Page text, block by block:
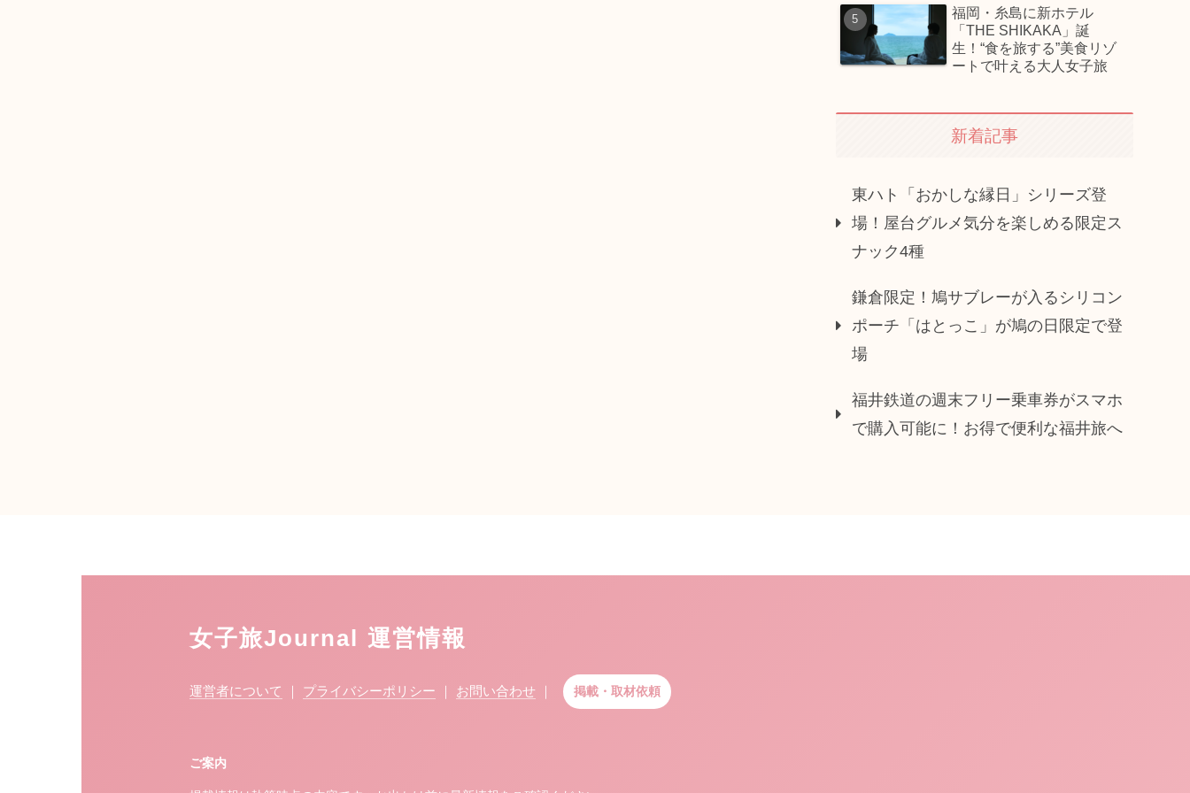
福岡・糸島に新ホテル
「THE SHIKAKA」誕
生！“食を旅する”美食リゾ
ートで叶える大人女子旅
新着記事
東ハト「おかしな縁日」シリーズ登
場！屋台グルメ気分を楽しめる限定ス
ナック4種
鎌倉限定！鳩サブレーが入るシリコン
ポーチ「はとっこ」が鳩の日限定で登
場
福井鉄道の週末フリー乗車券がスマホ
で購入可能に！お得で便利な福井旅へ
女子旅Journal 運営情報
運営者について ｜ プライバシーポリシー ｜ お問い合わせ ｜ 掲載・取材依頼
ご案内